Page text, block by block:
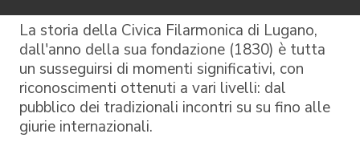
La storia della Civica Filarmonica di Lugano,
dall'anno della sua fondazione (1830) è tutta
un susseguirsi di momenti significativi, con
riconoscimenti ottenuti a vari livelli: dal
pubblico dei tradizionali incontri su su fino alle
giurie internazionali.